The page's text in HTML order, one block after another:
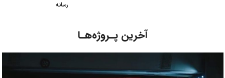
رسانـه
آخرین پـروژه‌هـا